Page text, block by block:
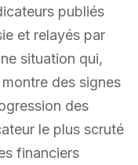
publiés
et relayés par
situation qui,
des signes
des
le plus scruté
financiers